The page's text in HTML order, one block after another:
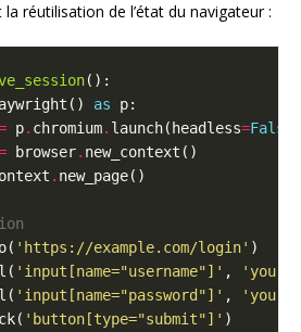
réutilisation de l’état du navigateur :
as
p. chromium. launch(headless=False
browser.
.
'https://example.com/login'
'input[name="username"]' ,
'input[name="password"]' ,
'button[type="submit"]'